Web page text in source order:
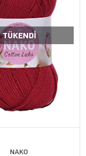
TÜKENDI
NAKO